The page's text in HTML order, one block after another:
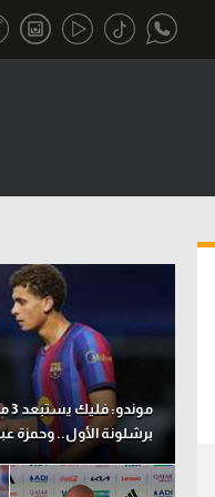
تحقيق في
تقرير في الجول
تحليل في الجول
حكايات في
كويز في الجول
فيديو في الجول
برشلونة الأول.. وحمزة